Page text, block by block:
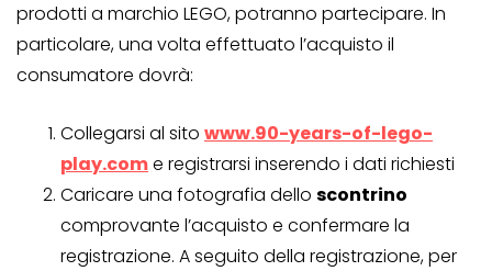
prodotti a marchio LEGO, potranno partecipare. In
particolare, una volta effettuato l’acquisto il
consumatore dovrà:
Collegarsi al sito www.90-years-of-lego-
play.come registrarsi inserendo i dati richiesti
Caricare una fotografia dello scontrino
comprovante l’acquisto e confermare la
registrazione. A seguito della registrazione, per